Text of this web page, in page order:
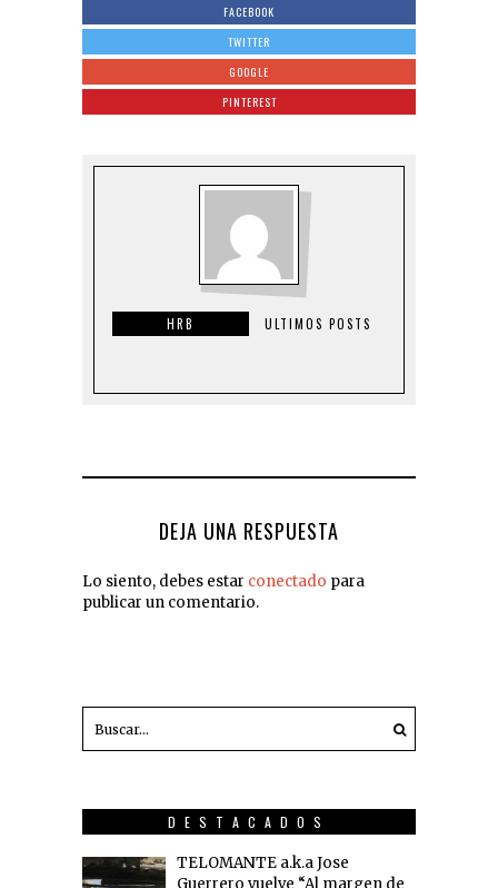
FACEBOOK
TWITTER
GOOGLE
PINTEREST
HRB ULTIMOS POSTS
DEJA UNA RESPUESTA
Lo siento, debes estar conectado para
publicar un comentario.
DESTACADOS
TELOMANTE a.k.a Jose